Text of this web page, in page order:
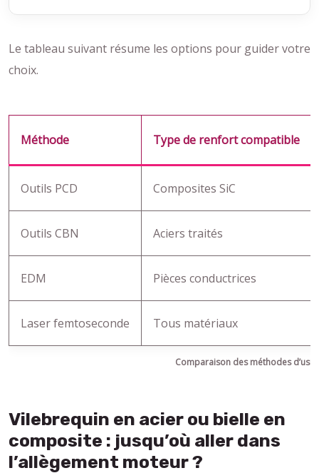
Le tableau suivant résume les options pour guider votre
choix.
Comparaison des méthodes
Méthode Type de renfort compatible
Outils PCD Composites SiC
Outils CBN Aciers traités
EDM Pièces conductrices
Laser femtoseconde Tous matériaux
Vilebrequin en acier ou bielle en
composite : jusqu’où aller dans
l’allègement moteur ?